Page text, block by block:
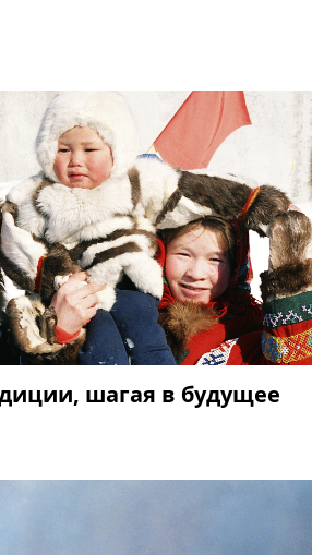
шагая в будущее